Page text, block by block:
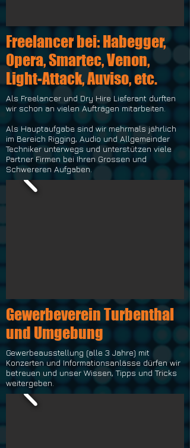
Freelancer bei: Habegger,
Opera, Smartec, Venon,
Light-Attack, Auviso, etc.
Als Freelancer und Dry Hire Lieferant durften
wir schon an vielen Aufträgen mitarbeiten.
Als Hauptaufgabe sind wir mehrmals jährlich
im Bereich Rigging, Audio und Allgemeinder
Techniker unterwegs und unterstützen viele
Partner Firmen bei Ihren Grossen und
Schwereren Aufgaben.
Gewerbeverein Turbenthal
und Umgebung
Gewerbeausstellung (alle 3 Jahre) mit
Konzerten und Informationsanlässe dürfen wir
betreuen und unser Wissen, Tipps und Tricks
weitergeben.